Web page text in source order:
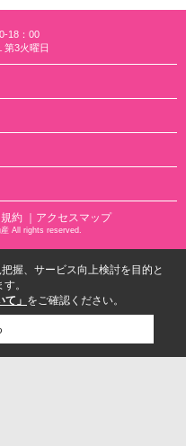
18：00
第3火曜日
約 ｜アクセスマップ
All rights reserved.
握、サービス向上検討を目的と
。
」 をご確認ください。